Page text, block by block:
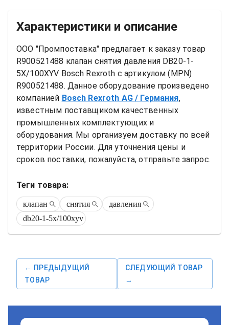
Характеристики и описание
ООО "Промпоставка" предлагает к заказу товар
R900521488 клапан снятия давления DB20-1-
5X/100XYV Bosch Rexroth
R900521488. Данное оборудование произведено
компанией Bosch Rexroth AG / Германия,
известным поставщиком качественных
промышленных комплектующих и
оборудования. Мы организуем доставку по всей
территории России. Для уточнения цены и
сроков поставки, пожалуйста, отправьте запрос.
Теги товара:
клапан снятия
давления
db20-1-5x/100xyv
← ПРЕДЫДУЩИЙ
ТОВАР
СЛЕДУЮЩИЙ ТОВАР
→